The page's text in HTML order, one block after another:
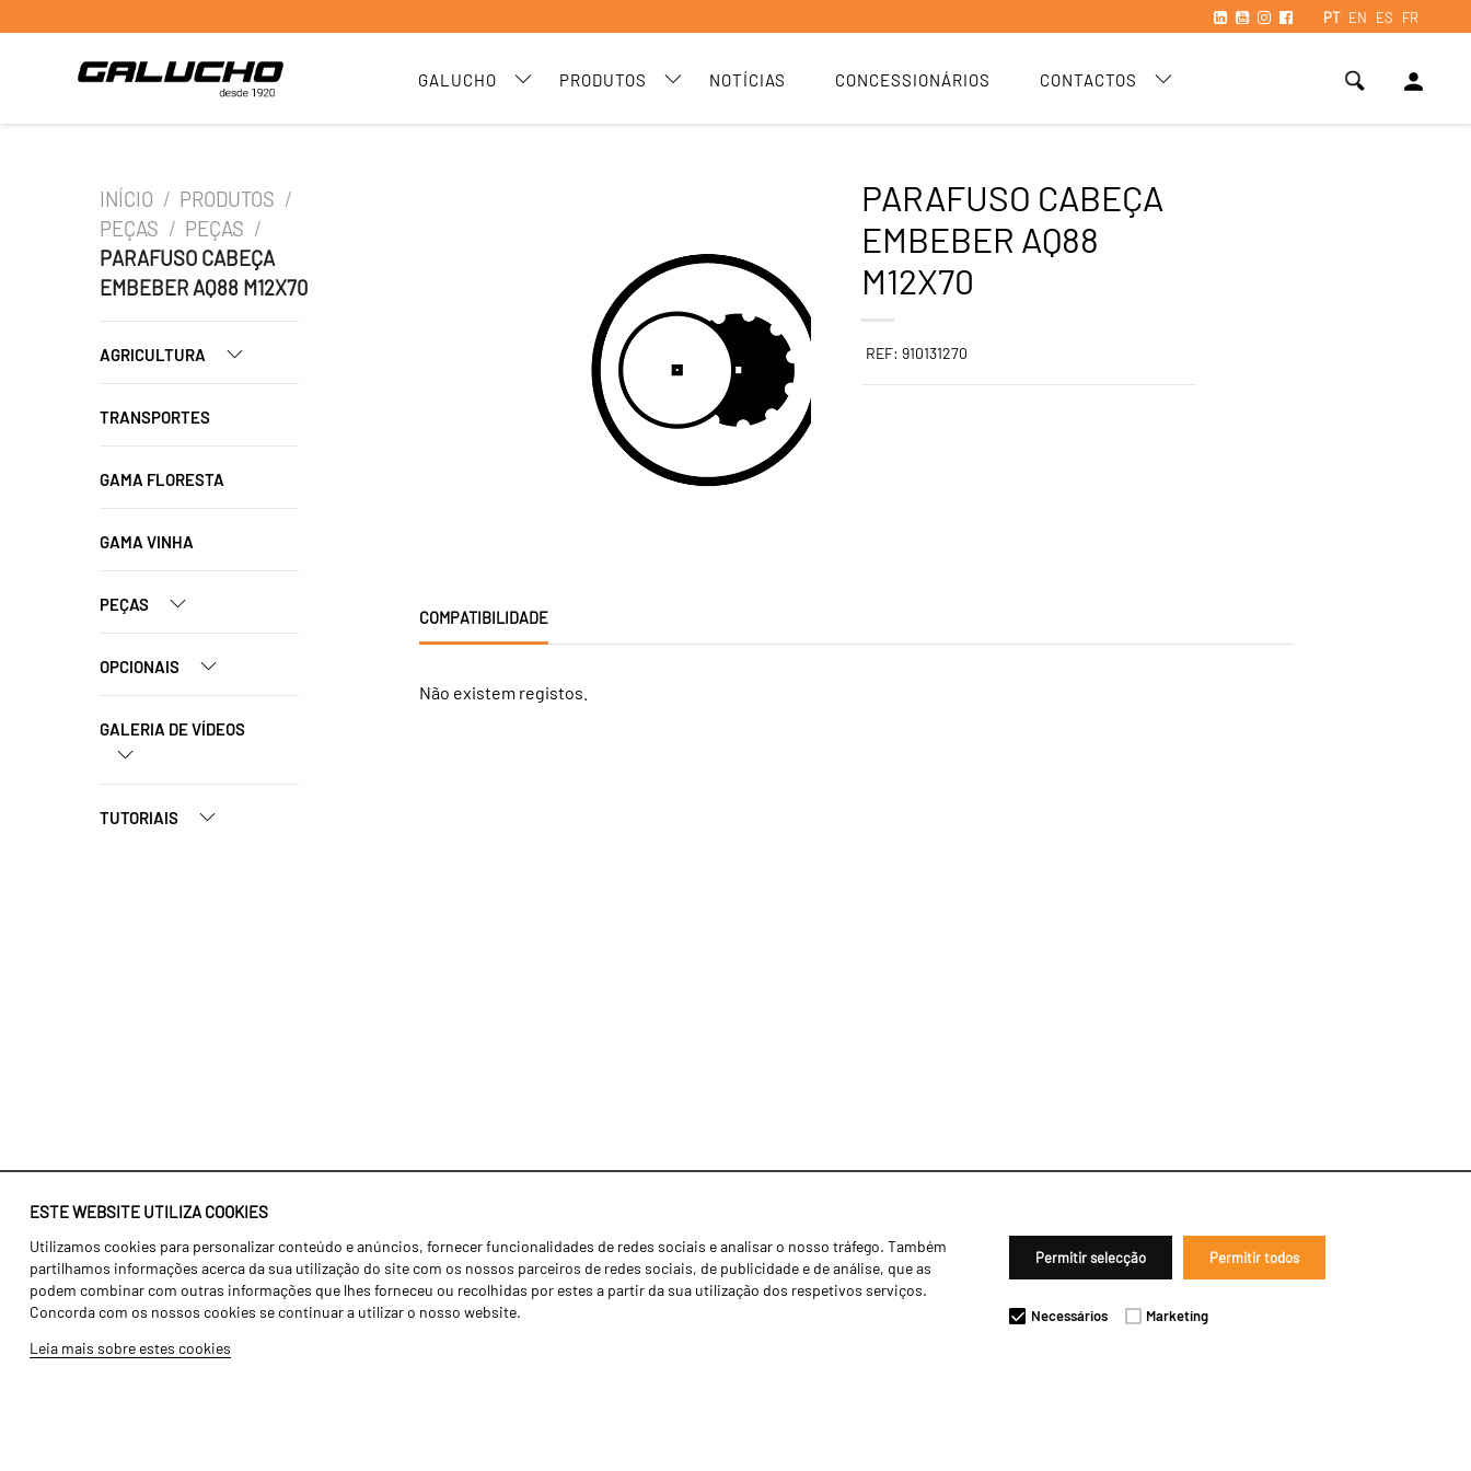
PT EN ES FR
GALUCHO PRODUTOS NOTÍCIAS CONCESSIONÁRIOS CONTACTOS person
ESTE WEBSITE UTILIZA COOKIES
Utilizamos cookies para personalizar conteúdo e anúncios, fornecer funcionalidades de redes sociais e analisar o nosso tráfego. Também
partilhamos informações acerca da sua utilização do site com os nossos parceiros de redes sociais, de publicidade e de análise, que as
podem combinar com outras informações que lhes forneceu ou recolhidas por estes a partir da sua utilização dos respetivos serviços.
Concorda com os nossos cookies se continuar a utilizar o nosso website.
Leia mais sobre estes cookies
Permitir selecção Permitir todos
Necessários Marketing
INÍCIO / PRODUTOS /
PEÇAS / PEÇAS /
PARAFUSO CABEÇA
EMBEBER AQ88 M12X70
AGRICULTURA
TRANSPORTES
GAMA FLORESTA
GAMA VINHA
PEÇAS
OPCIONAIS
GALERIA DE VÍDEOS
TUTORIAIS
PARAFUSO CABEÇA
EMBEBER AQ88
M12X70
REF: 910131270
COMPATIBILIDADE
Não existem registos.
Identidade
História
Fábrica / Produção
Recursos Humanos
Agricultura
Transportes
Gama Floresta
Notícias
Concessionários